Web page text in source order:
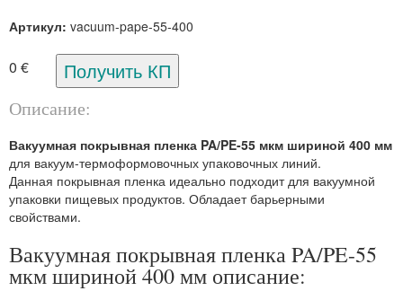
Артикул: vacuum-pape-55-400
0 €
Описание:
Вакуумная покрывная пленка PA/PE-55 мкм шириной 400 мм
для вакуум-термоформовочных упаковочных линий.
Данная покрывная пленка идеально подходит для вакуумной
упаковки пищевых продуктов. Обладает барьерными
свойствами.
Вакуумная покрывная пленка PA/PE-55
мкм шириной 400 мм описание: